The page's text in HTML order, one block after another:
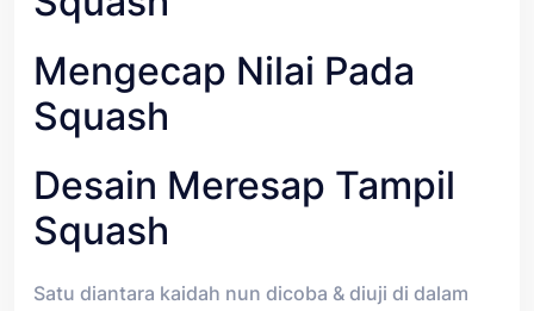
Mengecap Nilai Pada
Squash
Desain Meresap Tampil
Squash
Satu diantara kaidah nun dicoba & diuji di dalam